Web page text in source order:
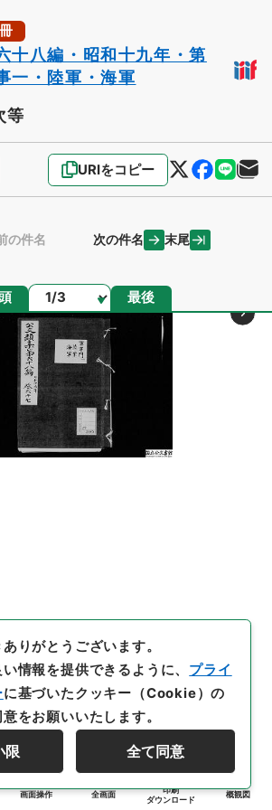
十八編・昭和十九年・第
一・陸軍・海軍
等
URIをコピー
の件名 次の件名 末尾
ページ 最後
画面操作 全画面
印刷
ダウンロード
概観図
りがとうございます。
情報を提供できるように、 プライ
に基づいたクッキー（Cookie）の
をお願いいたします。
限 全て同意